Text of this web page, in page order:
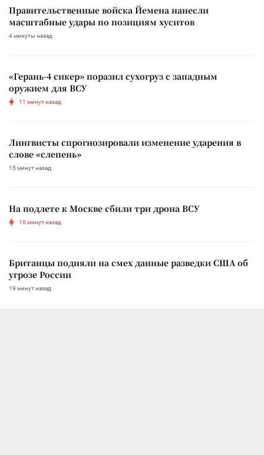
Правительственные войска Йемена нанесли
масштабные удары по позициям хуситов
4 минуты назад
«Герань-4 сикер» поразил сухогруз с западным
оружием для ВСУ
11 минут назад
Лингвисты спрогнозировали изменение ударения в
слове «слепень»
15 минут назад
На подлете к Москве сбили три дрона ВСУ
16 минут назад
Британцы подняли на смех данные разведки США об
угрозе России
19 минут назад